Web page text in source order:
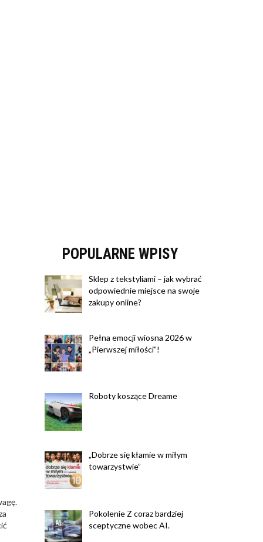
POPULARNE WPISY
Sklep z tekstyliami – jak wybrać
odpowiednie miejsce na swoje
zakupy online?
Pełna emocji wiosna 2026 w
„Pierwszej miłości”!
Roboty koszące Dreame
„Dobrze się kłamie w miłym
towarzystwie”
Pokolenie Z coraz bardziej
sceptyczne wobec AI.